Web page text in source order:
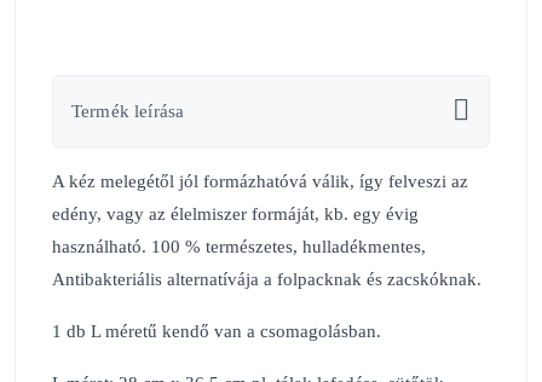
Termék leírása
A kéz melegétől jól formázhatóvá válik, így felveszi az
edény, vagy az élelmiszer formáját, kb. egy évig
használható. 100 % természetes, hulladékmentes,
Antibakteriális alternatívája a folpacknak és zacskóknak.
1 db L méretű kendő van a csomagolásban.